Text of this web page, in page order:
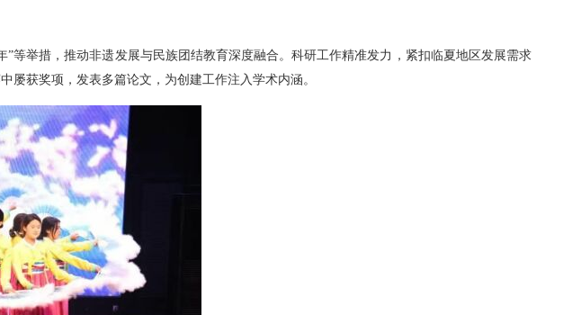
等举措，推动非遗发展与民族团结教育深度融合。科研工作精准发力，紧扣临夏地区发展需求
屡获奖项，发表多篇论文，为创建工作注入学术内涵。